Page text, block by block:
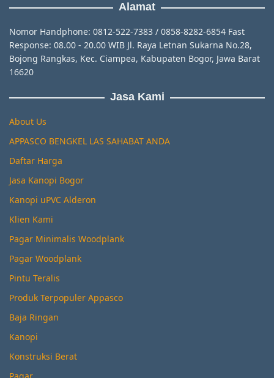
Alamat
Nomor Handphone: 0812-522-7383 / 0858-8282-6854 Fast
Response: 08.00 - 20.00 WIB Jl. Raya Letnan Sukarna No.28,
Bojong Rangkas, Kec. Ciampea, Kabupaten Bogor, Jawa Barat
16620
Jasa Kami
About Us
APPASCO BENGKEL LAS SAHABAT ANDA
Daftar Harga
Jasa Kanopi Bogor
Kanopi uPVC Alderon
Klien Kami
Pagar Minimalis Woodplank
Pagar Woodplank
Pintu Teralis
Produk Terpopuler Appasco
Baja Ringan
Kanopi
Konstruksi Berat